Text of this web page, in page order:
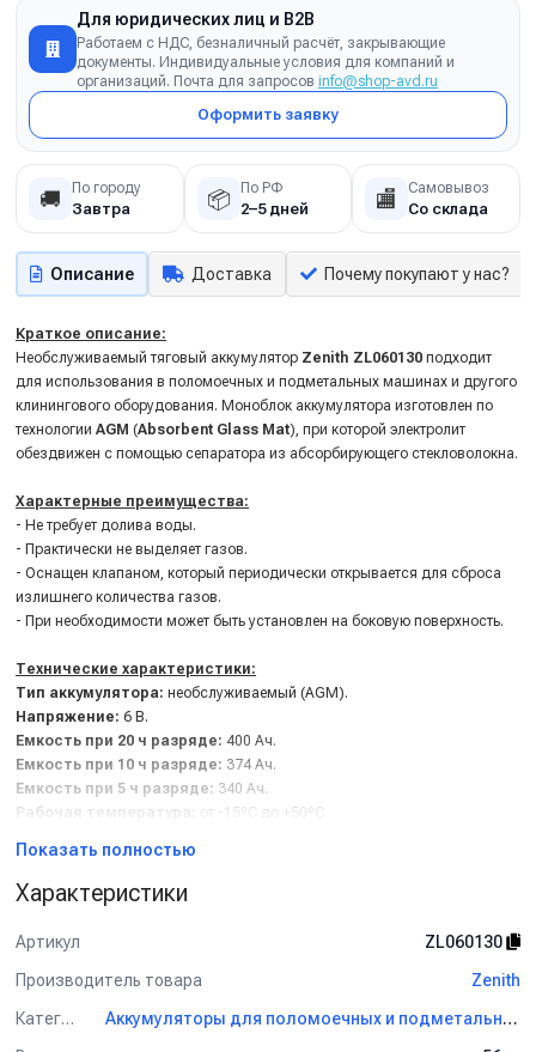
Для юридических лиц и B2B
Работаем с НДС, безналичный расчёт, закрывающие
документы. Индивидуальные условия для компаний и
организаций. Почта для запросов info@shop-avd.ru
Оформить заявку
🚚 По городу
Завтра 📦 По РФ
2–5 дней 🏬 Самовывоз
Со склада
Описание Доставка Почему покупают у нас?
Краткое описание:
Необслуживаемый тяговый аккумулятор Zenith ZL060130 подходит
для использования в поломоечных и подметальных машинах и другого
клинингового оборудования. Моноблок аккумулятора изготовлен по
технологии AGM (Absorbent Glass Mat), при которой электролит
обездвижен с помощью сепаратора из абсорбирующего стекловолокна.
Характерные преимущества:
- Не требует долива воды.
- Практически не выделяет газов.
- Оснащен клапаном, который периодически открывается для сброса
излишнего количества газов.
- При необходимости может быть установлен на боковую поверхность.
Технические характеристики:
Тип аккумулятора: необслуживаемый (AGM).
Напряжение: 6 В.
Емкость при 20 ч разряде: 400 Ач.
Емкость при 10 ч разряде: 374 Ач.
Емкость при 5 ч разряде: 340 Ач.
Рабочая температура:
от -15ºС до +50ºС.
Показать полностью
Характеристики
Артикул
ZL060130
Производитель товара
Zenith
Категория
Аккумуляторы для поломоечных и подметальных машин Zenith